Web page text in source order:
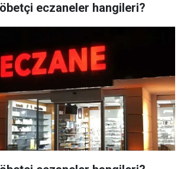
eczaneler hangileri?